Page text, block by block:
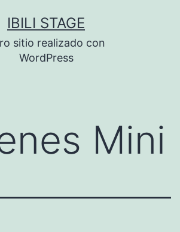
IBILI STAGE
sitio realizado con
WordPress
Mini